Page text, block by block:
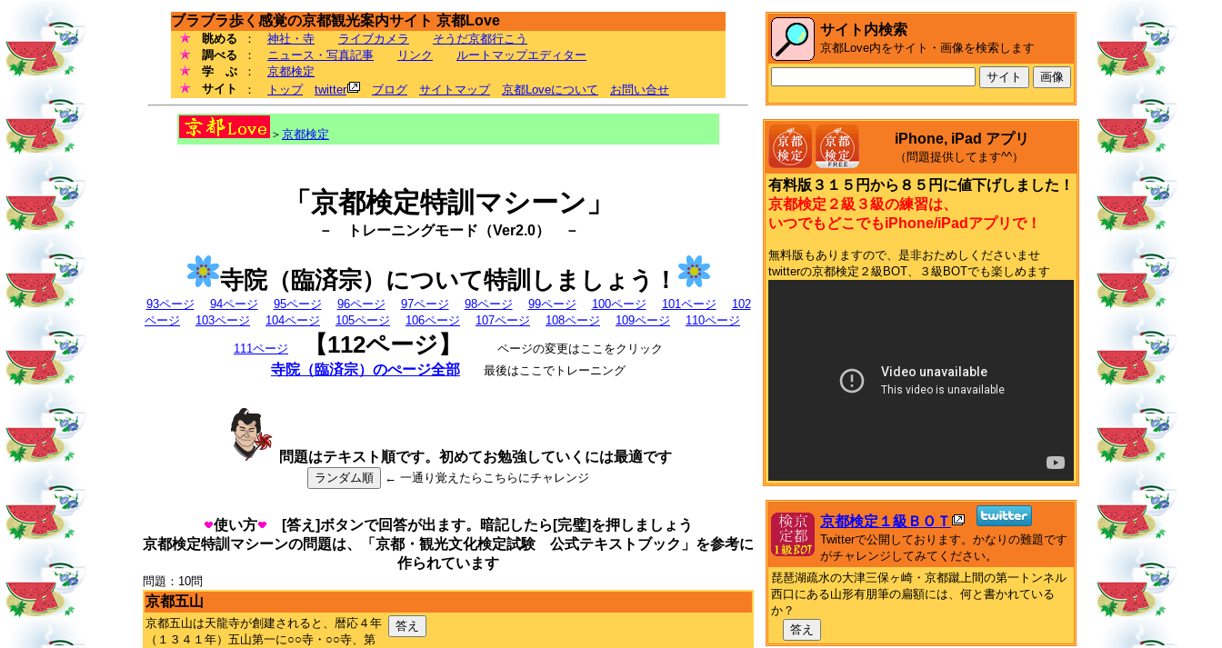
ブラブラ歩く感覚の京都観光案内サイト 京都Love
眺める ： 神社・寺 ライブカメラ
そうだ京都行こう
調べる
： ニュース・写真記事 リンク
ルートマップエディター
学 ぶ
： 京都検定
サイト
： トップ twitter ブログ サイトマップ 京都Loveについて お問い合せ
＞ 京都検定
「京都検定特訓マシーン」
－ トレーニングモード（Ver2.0） －
寺院（臨済宗）について特訓しましょう！
93ページ 94ページ 95ページ 96ページ 97ページ 98ページ 99ページ 100ページ 101ページ
102
ページ
103ページ 104ページ 105ページ 106ページ 107ページ 108ページ 109ページ 110ページ
111ページ 【112ページ】 ページの変更はここをクリック
寺院（臨済宗）のぺージ全部 最後はここでトレーニング
問題はテキスト順です。初めてお勉強していくには最適です
ランダム順 ← 一通り覚えたらこちらにチャレンジ
使い方
[答え]ボタンで回答が出ます。暗記したら[完璧]を押しましょう
京都検定特訓マシーンの問題は、「京都・観光文化検定試験 公式テキストブック」を参考に
作られています
問題：10問
京都五山
京都五山は天龍寺が創建されると、暦応４年
（１３４１年）五山第一に○○寺・○○寺、第
答え
サイト内検索
京都Love内をサイト・画像を検索します
iPhone, iPad アプリ
（問題提供してます^^）
有料版３１５円から８５円に値下げしました！
京都検定２級３級の練習は、
いつでもどこでもiPhone/iPadアプリで！
無料版もありますので、是非おためしくださいませ
twitterの京都検定２級BOT、３級BOTでも楽しめます
京都検定１級ＢＯＴ
Twitterで公開しております。かなりの難題です
がチャレンジしてみてください。
琵琶湖疏水の大津三保ヶ崎・京都蹴上間の第一トンネル
西口にある山形有朋筆の扁額には、何と書かれている
か？
答え